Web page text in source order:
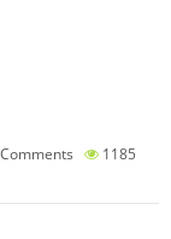
1185